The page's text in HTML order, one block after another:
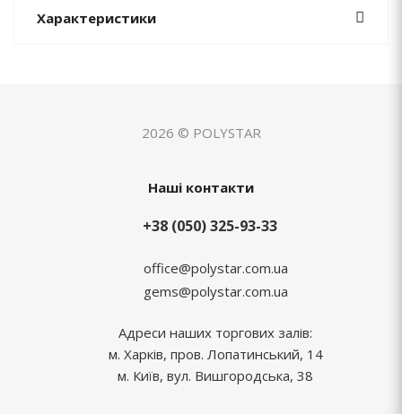
Характеристики
2026 © POLYSTAR
Наші контакти
+38 (050) 325-93-33
office@polystar.com.ua
gems@polystar.com.ua
Адреси наших торгових залів:
м. Харків, пров. Лопатинський, 14
м. Київ, вул. Вишгородська, 38